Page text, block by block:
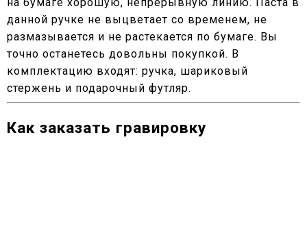
на бумаге хорошую, непрерывную линию. Паста в
данной ручке не выцветает со временем, не
размазывается и не растекается по бумаге. Вы
точно останетесь довольны покупкой. В
комплектацию входят: ручка, шариковый
стержень и подарочный футляр.
Как заказать гравировку